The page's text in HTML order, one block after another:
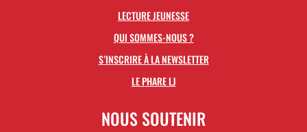
LECTURE JEUNESSE
QUI SOMMES-NOUS ?
S’INSCRIRE À LA NEWSLETTER
LE PHARE LJ
NOUS SOUTENIR